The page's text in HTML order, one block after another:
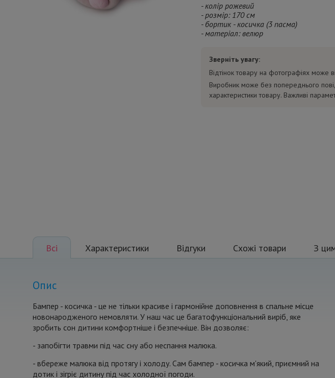
- колір рожевий
- розмір: 170 см
- бортик - косичка (3 пасма)
- матеріал: велюр
Зверніть увагу:
Відтінок товару на фотографіях може
Виробник може без попереднього
характеристики товару. Важливі
Всі Характеристики Відгуки Схожі товари З
Опис
Бампер - косичка - це не тільки красиве і гармонійне доповнення в спальне місце
новонародженого немовляти. У наш час це багатофункціональний виріб, яке
зробить сон дитини комфортніше і безпечніше. Він дозволяє:
- запобігти травми під час сну або неспання малюка.
- вбереже малюка від протягу і холоду. Сам бампер - косичка м'який, приємний на
дотик і зігріє дитину під час холодної погоди.